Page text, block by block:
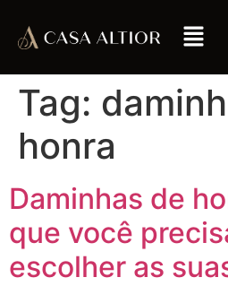
Tag:
honra
Daminhas de
que você
escolher as